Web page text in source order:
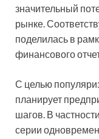
значительный
рынке.
поделилась в
финансового
С целью
планирует
шагов. В
серии